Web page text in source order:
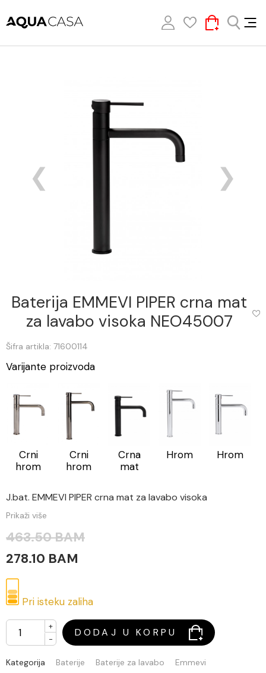
Baterija EMMEVI PIPER crna mat
za lavabo visoka NEO45007
Šifra artikla: 71600114
Varijante proizvoda
Crni
hrom
Crni
hrom
Crna
mat
Hrom Hrom
J.bat. EMMEVI PIPER crna mat za lavabo visoka
Prikaži više
463.50 BAM
278.10 BAM
Pri isteku zaliha
+
-
DODAJ U KORPU
Kategorija Baterije Baterije za lavabo Emmevi